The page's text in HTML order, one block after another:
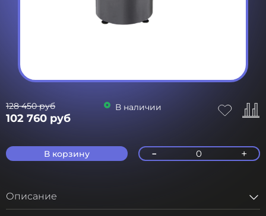
102 760 руб
128 450 руб В наличии
В корзину - 0 +
Описание